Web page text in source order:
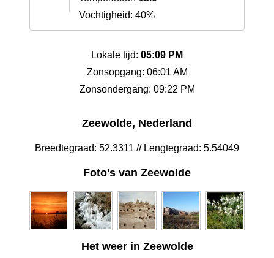
Vochtigheid: 40%
Lokale tijd: 05:09 PM
Zonsopgang: 06:01 AM
Zonsondergang: 09:22 PM
Zeewolde, Nederland
Breedtegraad: 52.3311 // Lengtegraad: 5.54049
Foto's van Zeewolde
Het weer in Zeewolde